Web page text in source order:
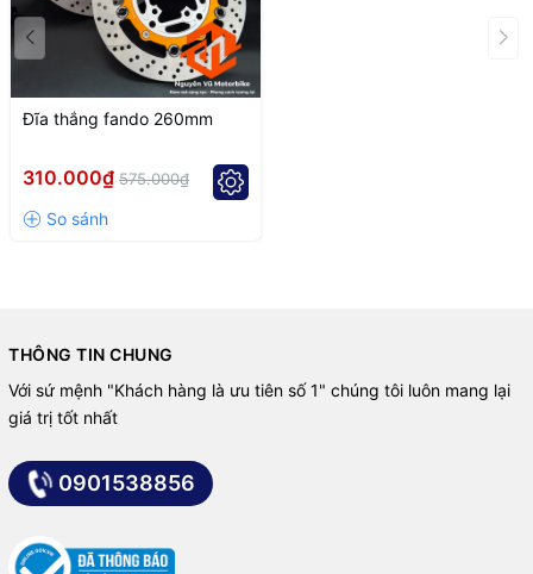
Đĩa thắng fando 260mm
310.000₫ 575.000₫
THÔNG TIN CHUNG
Với sứ mệnh "Khách hàng là ưu tiên số 1" chúng tôi luôn mang lại
giá trị tốt nhất
0901538856